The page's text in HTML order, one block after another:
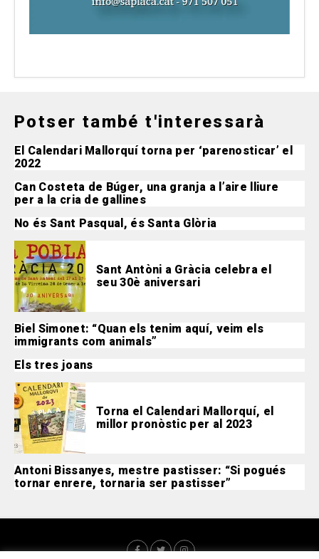
Potser també t'interessarà
El Calendari Mallorquí torna per ‘parenosticar’ el
2022
Can Costeta de Búger, una granja a l’aire lliure
per a la cria de gallines
No és Sant Pasqual, és Santa Glòria
Sant Antòni a Gràcia celebra el
seu 30è aniversari
Biel Simonet: “Quan els tenim aquí, veim els
immigrants com animals”
Els tres joans
Torna el Calendari Mallorquí, el
millor pronòstic per al 2023
Antoni Bissanyes, mestre pastisser: “Si pogués
tornar enrere, tornaria ser pastisser”